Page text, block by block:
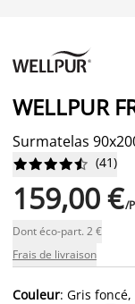
WELLPUR
Surmatelas





 (41)
159,00 €/
Dont éco-part. 2 €
Frais de livraison
Couleur: Gris